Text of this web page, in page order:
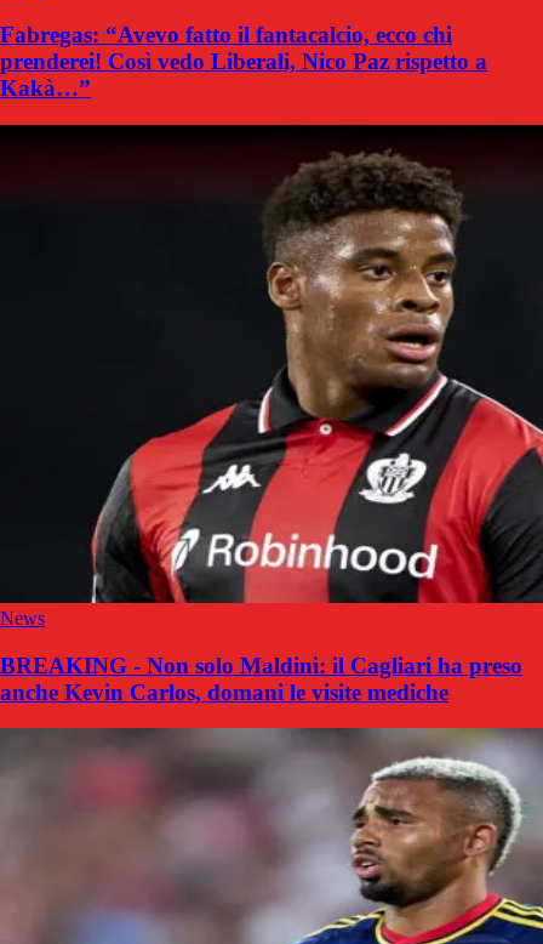
Fabregas: “Avevo fatto il fantacalcio, ecco chi
prenderei! Così vedo Liberali, Nico Paz rispetto a
Kakà…”
News
BREAKING - Non solo Maldini: il Cagliari ha preso
anche Kevin Carlos, domani le visite mediche